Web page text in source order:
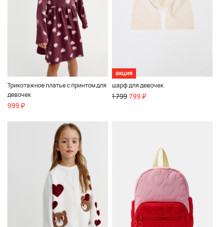
Трикотажное платье с принтом для
девочек
999 ₽
акция
шарф для девочек
1 799 799 ₽